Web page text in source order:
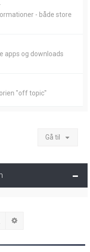
- både store
apps og downloads
"off topic"
Gå til
Søg